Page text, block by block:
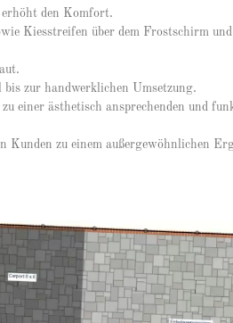
erhöht den Komfort.
Kiesstreifen über dem Frostschirm und
zur handwerklichen Umsetzung.
einer ästhetisch ansprechenden und
Kunden zu einem außergewöhnlichen